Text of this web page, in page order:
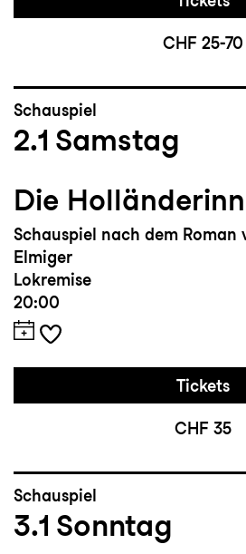
CHF 25-70
Schauspiel
2.1 Samstag
Die
Schauspiel nach dem Roman
Elmiger
Lokremise
20:00
Tickets
CHF 35
Schauspiel
3.1 Sonntag